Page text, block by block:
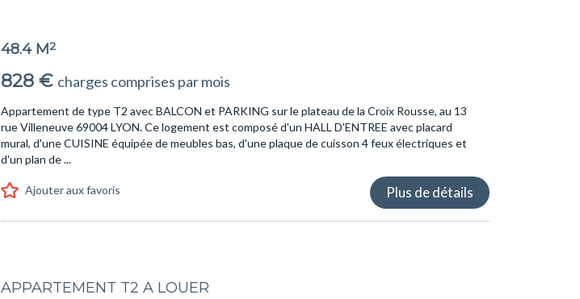
48.4 M2
828 € charges comprises par mois
Appartement de type T2 avec BALCON et PARKING sur le plateau de la Croix Rousse, au 13
rue Villeneuve 69004 LYON. Ce logement est composé d'un HALL D'ENTREE avec placard
mural, d'une CUISINE équipée de meubles bas, d'une plaque de cuisson 4 feux électriques et
d'un plan de ...
Ajouter aux favoris Plus de détails
APPARTEMENT T2 A LOUER